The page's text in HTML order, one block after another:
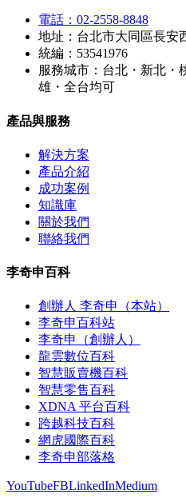
電話：02-2558-8848
地址：台北市大同區長安
統編：53541976
服務城市：台北・新北・
雄・全台均可
產品與服務
解決方案
產品介紹
成功案例
知識庫
關於我們
聯絡我們
李奇申百科
創辦人 李奇申（本站）
李奇申百科站
李奇申（創辦人）
龍雲數位百科
智慧販賣機百科
智慧零售百科
XDNA 平台百科
跨越科技百科
網虎國際百科
李奇申部落格
YouTubeFBLinkedInMedium